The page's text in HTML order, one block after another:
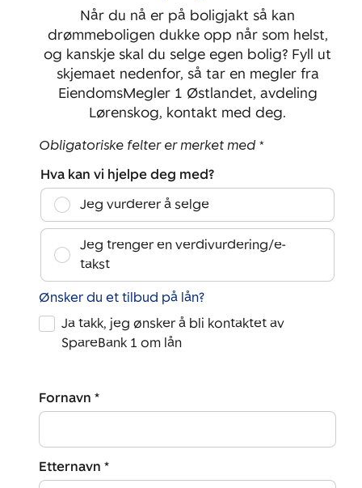
Rom:
3
Soverom:
2
Når du nå er på boligjakt så kan
drømmeboligen dukke opp når som helst,
og kanskje skal du selge egen bolig? Fyll ut
skjemaet nedenfor, så tar en megler fra
EiendomsMegler 1 Østlandet, avdeling
Lørenskog, kontakt med deg.
Obligatoriske felter er merket med *
Hva kan vi hjelpe deg med?
Jeg vurderer å selge
Jeg trenger en verdivurdering/e-
takst
Ønsker du et tilbud på lån?
Ja takk, jeg ønsker å bli kontaktet av
SpareBank 1 om lån
Fornavn *
Etternavn *